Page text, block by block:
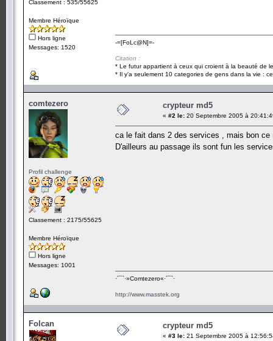
Classement : 535/55625
Membre Héroïque
Hors ligne
Messages: 1520
-=[FoLc@N]=-
Citation :
* Le futur appartient à ceux qui croient à la beauté de
* Il y'a seulement 10 categories de gens dans la vie :
comtezero
Profil challenge
Classement : 2175/55625
Membre Héroïque
Hors ligne
Messages: 1001
crypteur md5
« #2 le: 20 Septembre 2005 à
ca le fait dans 2 des services , mais bon ce
D'ailleurs au passage ils sont fun les
·´¯`·­»Comtezero«­·´¯`·
http://www.masstek.org
Folcan crypteur md5
« #3 le: 21 Septembre 2005 à